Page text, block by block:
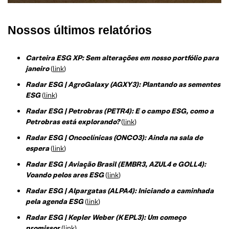
Nossos últimos relatórios
Carteira ESG XP: Sem alterações em nosso portfólio para
janeiro(link)
Radar ESG | AgroGalaxy (AGXY3): Plantando as sementes
ESG(link)
Radar ESG | Petrobras (PETR4): E o campo ESG, como a
Petrobras está explorando?(link)
Radar ESG | Oncoclínicas (ONCO3): Ainda na sala de
espera(link)
Radar ESG | Aviação Brasil (EMBR3, AZUL4 e GOLL4):
Voando pelos ares ESG(link)
Radar ESG | Alpargatas (ALPA4): Iniciando a caminhada
pela agenda ESG(link)
Radar ESG | Kepler Weber (KEPL3): Um começo